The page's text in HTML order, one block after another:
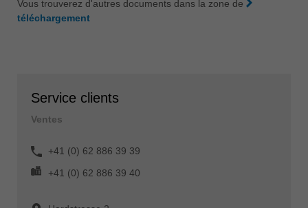
Vous trouverez d'autres documents dans la zone de
téléchargement
Service clients
Ventes
+41 (0) 62 886 39 39
+41 (0) 62 886 39 40